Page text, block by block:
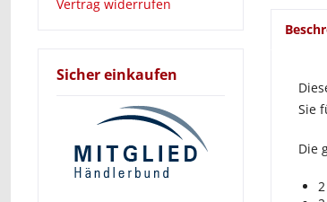
Vertrag widerrufen
Sicher einkaufen
Sie
Die